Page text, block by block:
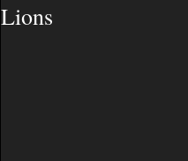
Lions